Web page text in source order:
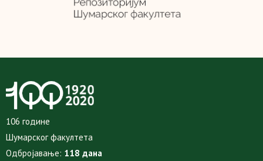
106 године
Шумарског факултета
Одбројавање: 118 дана